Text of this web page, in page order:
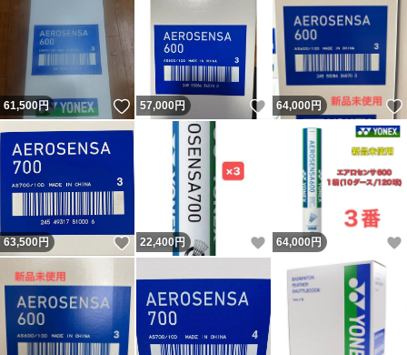
61,500円 いいね！
57,000円 いいね！
64,000円
63,500円 いいね！
22,400円 いいね！
64,000円